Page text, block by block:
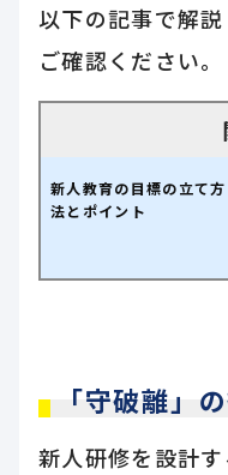
以下の記事で解
ご確認ください。
新人教育の目標の立て
法とポイント
「守破離」
新人研修を設計